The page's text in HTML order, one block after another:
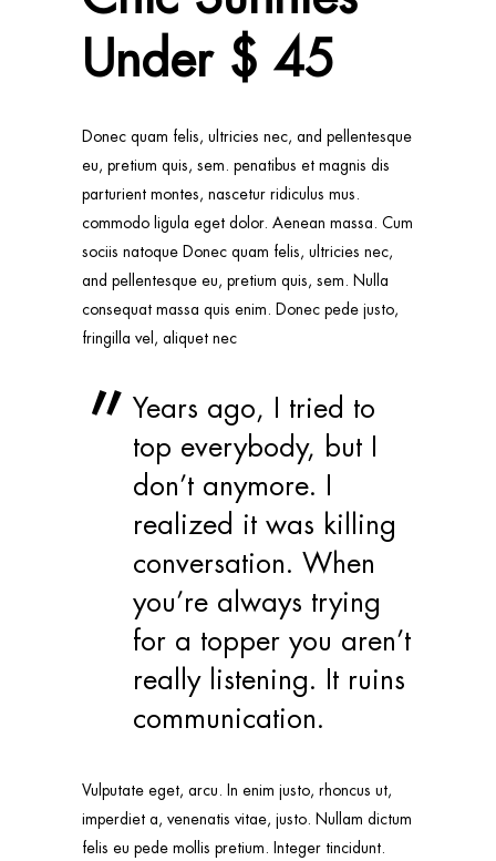
Under $ 45
Donec quam felis, ultricies nec, and pellentesque
eu, pretium quis, sem. penatibus et magnis dis
parturient montes, nascetur ridiculus mus.
commodo ligula eget dolor. Aenean massa. Cum
sociis natoque Donec quam felis, ultricies nec,
and pellentesque eu, pretium quis, sem. Nulla
consequat massa quis enim. Donec pede justo,
fringilla vel, aliquet nec
Years ago, I tried to
top everybody, but I
don’t anymore. I
realized it was killing
conversation. When
you’re always trying
for a topper you aren’t
really listening. It ruins
communication.
Vulputate eget, arcu. In enim justo, rhoncus ut,
imperdiet a, venenatis vitae, justo. Nullam dictum
felis eu pede mollis pretium. Integer tincidunt.